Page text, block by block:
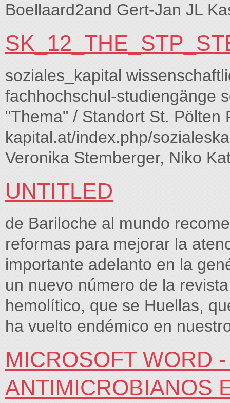
Boellaard2and Gert-Jan JL
soziales_kapital
fachhochschul-studiengänge
"Thema" / Standort St. Pölten
kapital.at/index.php/
Veronika Stemberger, Niko
UNTITLED
de Bariloche al mundo
reformas para mejorar la
importante adelanto en la
un nuevo número de la
hemolítico, que se Huellas,
ha vuelto endémico en
MICROSOFT WORD
ANTIMICROBIANOS